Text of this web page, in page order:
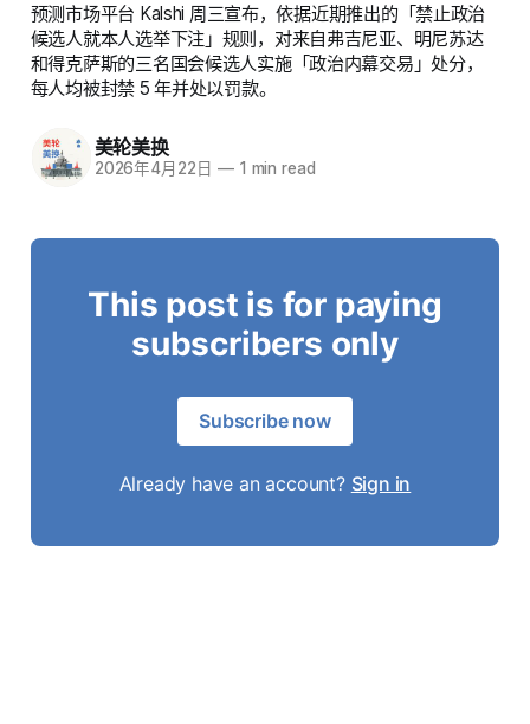
预测市场平台 Kalshi 周三宣布，依据近期推出的「禁止政治
候选人就本人选举下注」规则，对来自弗吉尼亚、明尼苏达
和得克萨斯的三名国会候选人实施「政治内幕交易」处分，
每人均被封禁 5 年并处以罚款。
美轮美换
2026年4月22日 —1 min read
This post is for paying
subscribers only
Subscribe now
Already have an account? Sign in